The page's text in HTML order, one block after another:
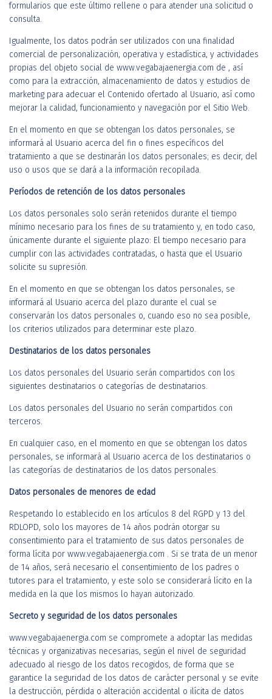
formularios que este último rellene o para atender una solicitud o
consulta.
Igualmente, los datos podrán ser utilizados con una finalidad
comercial de personalización, operativa y estadística, y actividades
propias del objeto social de www.vegabajaenergia.com de , así
como para la extracción, almacenamiento de datos y estudios de
marketing para adecuar el Contenido ofertado al Usuario, así como
mejorar la calidad, funcionamiento y navegación por el Sitio Web.
En el momento en que se obtengan los datos personales, se
informará al Usuario acerca del fin o fines específicos del
tratamiento a que se destinarán los datos personales; es decir, del
uso o usos que se dará a la información recopilada.
Períodos de retención de los datos personales
Los datos personales solo serán retenidos durante el tiempo
mínimo necesario para los fines de su tratamiento y, en todo caso,
únicamente durante el siguiente plazo: El tiempo necesario para
cumplir con las actividades contratadas, o hasta que el Usuario
solicite su supresión.
En el momento en que se obtengan los datos personales, se
informará al Usuario acerca del plazo durante el cual se
conservarán los datos personales o, cuando eso no sea posible,
los criterios utilizados para determinar este plazo.
Destinatarios de los datos personales
Los datos personales del Usuario serán compartidos con los
siguientes destinatarios o categorías de destinatarios.
Los datos personales del Usuario no serán compartidos con
terceros.
En cualquier caso, en el momento en que se obtengan los datos
personales, se informará al Usuario acerca de los destinatarios o
las categorías de destinatarios de los datos personales.
Datos personales de menores de edad
Respetando lo establecido en los artículos 8 del RGPD y 13 del
RDLOPD, solo los mayores de 14 años podrán otorgar su
consentimiento para el tratamiento de sus datos personales de
forma lícita por www.vegabajaenergia.com . Si se trata de un menor
de 14 años, será necesario el consentimiento de los padres o
tutores para el tratamiento, y este solo se considerará lícito en la
medida en la que los mismos lo hayan autorizado.
Secreto y seguridad de los datos personales
www.vegabajaenergia.com se compromete a adoptar las medidas
técnicas y organizativas necesarias, según el nivel de seguridad
adecuado al riesgo de los datos recogidos, de forma que se
garantice la seguridad de los datos de carácter personal y se evite
la destrucción, pérdida o alteración accidental o ilícita de datos